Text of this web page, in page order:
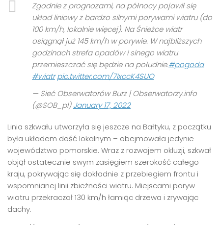
Zgodnie z prognozami, na północy pojawił się
układ liniowy z bardzo silnymi porywami wiatru (do
100 km/h, lokalnie więcej). Na Śnieżce wiatr
osiągnął już 145 km/h w porywie. W najbliższych
godzinach strefa opadów i sinego wiatru
przemieszczać się będzie na południe.#pogoda
#wiatr pic.twitter.com/7IxccK4SUO
— Sieć Obserwatorów Burz | Obserwatorzy.info
(@SOB_pl)January 17, 2022
Linia szkwału utworzyła się jeszcze na Bałtyku, z początku
była układem dość lokalnym – obejmowała jedynie
województwo pomorskie. Wraz z rozwojem okluzji, szkwał
objął ostatecznie swym zasięgiem szerokość całego
kraju, pokrywając się dokładnie z przebiegiem frontu i
wspomnianej linii zbieżności wiatru. Miejscami poryw
wiatru przekraczał 130 km/h łamiąc drzewa i zrywając
dachy.